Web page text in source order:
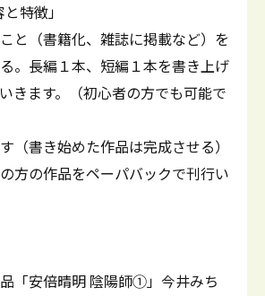
特徴」
と（書籍化、雑誌に掲載など）を
。長編１本、短編１本を書き上げ
きます。（初心者の方でも可能で
（書き始めた作品は完成させる）
方の作品をペーパバックで刊行い
「安倍晴明 陰陽師①」今井みち